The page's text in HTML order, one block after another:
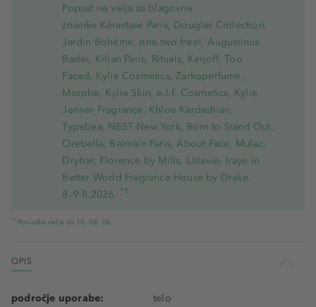
Popust ne velja za blagovne
znamke Kérastase Paris, Douglas Collection,
Jardin Bohème, one.two.free!, Augustinus
Bader, Kilian Paris, Rituals, Xerjoff, Too
Faced, Kylie Cosmetics, Zarkoperfume,
Morphe, Kylie Skin, e.l.f. Cosmetics, Kylie
Jenner Fragrance, Khloe Kardashian,
Typebea, NEST New York, Born to Stand Out,
Orebella, Balmain Paris, About Face, Mulac,
Drybar, Florence by Mills, Lolavie, Iraye in
Better World Fragrance House by Drake.
8.-9.8.2026. *1
*1 Ponudba velja do 10. 08. 26.
OPIS
področje uporabe:
telo